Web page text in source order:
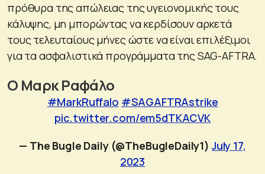
πρόθυρα της απώλειας της υγειονομικής τους
κάλυψης, μη μπορώντας να κερδίσουν αρκετά
τους τελευταίους μήνες ώστε να είναι επιλέξιμοι
για τα ασφαλιστικά προγράμματα της SAG-AFTRA.
Ο Μαρκ Ραφάλο
#MarkRuffalo #SAGAFTRAstrike
pic.twitter.com/em5dTKACVK
— The Bugle Daily (@TheBugleDaily1)July 17,
2023